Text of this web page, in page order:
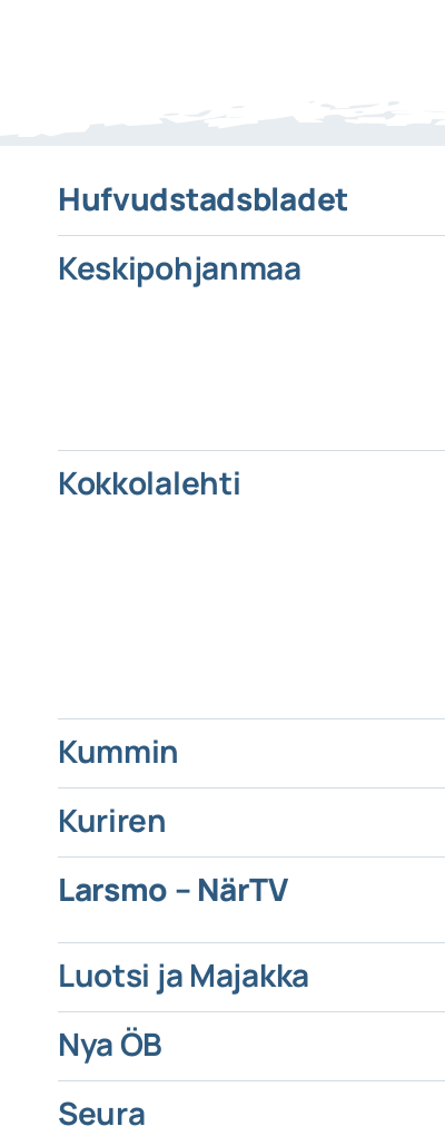
Hufvudstadsbladet
Keskipohjanmaa
Kokkolalehti
Kummin
Kuriren
Larsmo – NärTV
Luotsi ja Majakka
Nya ÖB
Seura